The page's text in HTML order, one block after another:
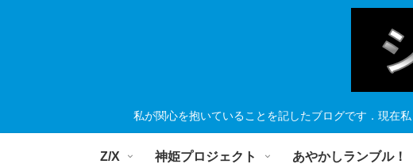
私が関心を抱いていることを記したブログです．現在
Z/X 神姫プロジェクト あやかしランブル！